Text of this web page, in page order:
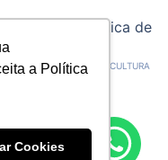
a Política
Cookies
Política de
DE ASSISTÊNCIA E CULTURA